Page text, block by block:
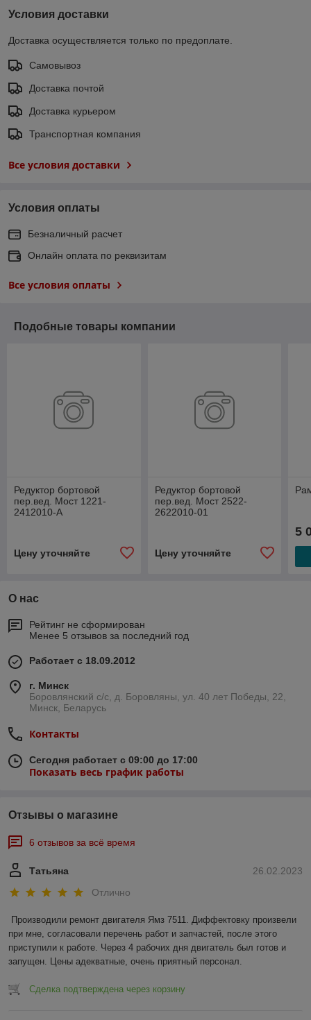
Условия доставки
Доставка осуществляется только по предоплате.
Самовывоз
Доставка почтой
Доставка курьером
Транспортная компания
Все условия доставки
Условия оплаты
Безналичный расчет
Онлайн оплата по реквизитам
Все условия оплаты
Подобные товары компании
Редуктор бортовой
пер.вед. Мост 1221-
2412010-А
Цену уточняйте
Редуктор бортовой
пер.вед. Мост 2522-
2622010-01
Цену уточняйте
5
О нас
Рейтинг не сформирован
Менее 5 отзывов за последний год
Работает с 18.09.2012
г. Минск
Боровлянский с/с, д. Боровляны, ул. 40 лет Победы, 22,
Минск, Беларусь
Контакты
Сегодня работает с 09:00 до 17:00
Показать весь график работы
Отзывы о магазине
6 отзывов за всё время
26.02.2023
Татьяна
Отлично
Производили ремонт двигателя Ямз 7511. Диффектовку произвели
при мне, согласовали перечень работ и запчастей, после этого
приступили к работе. Через 4 рабочих дня двигатель был готов и
запущен. Цены адекватные, очень приятный персонал.
Сделка подтверждена через корзину